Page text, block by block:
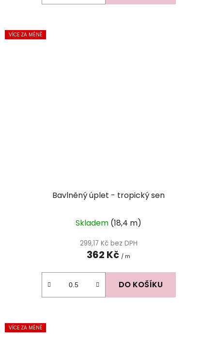
VÍCE ZA MÉNĚ
Bavlněný úplet - tropický sen
Skladem (18,4 m)
299,17 Kč bez DPH
362 Kč / m
DO KOŠÍKU
VÍCE ZA MÉNĚ